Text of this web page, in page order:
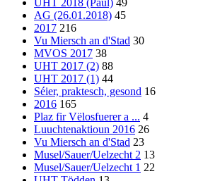
UHT 2018 (Paul) 49
AG (26.01.2018) 45
2017 216
Vu Miersch an d'Stad 30
MVOS 2017 38
UHT 2017 (2) 88
UHT 2017 (1) 44
Séier, praktesch, gesond 16
2016 165
Plaz fir Vëlosfuerer a ... 4
Luuchtenaktioun 2016 26
Vu Miersch an d'Stad 23
Musel/Sauer/Uelzecht 2 13
Musel/Sauer/Uelzecht 1 22